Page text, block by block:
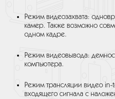
Режим видеозахвата:
камер. Также возможно
одном кадре.
Режим видеовывода:
компьютера.
Режим трансляции видео
входящего сигнала с